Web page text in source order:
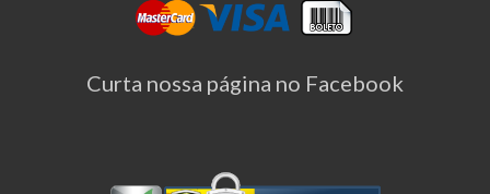
Curta nossa página no Facebook